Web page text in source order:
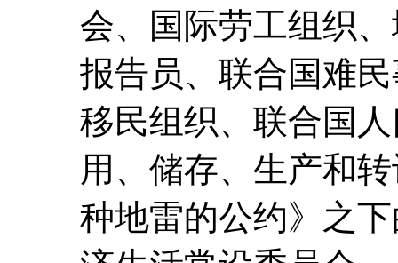
会、国际劳工组织
报告员、联合国难
移民组织、联合国
用、储存、生产和
种地雷的公约》之